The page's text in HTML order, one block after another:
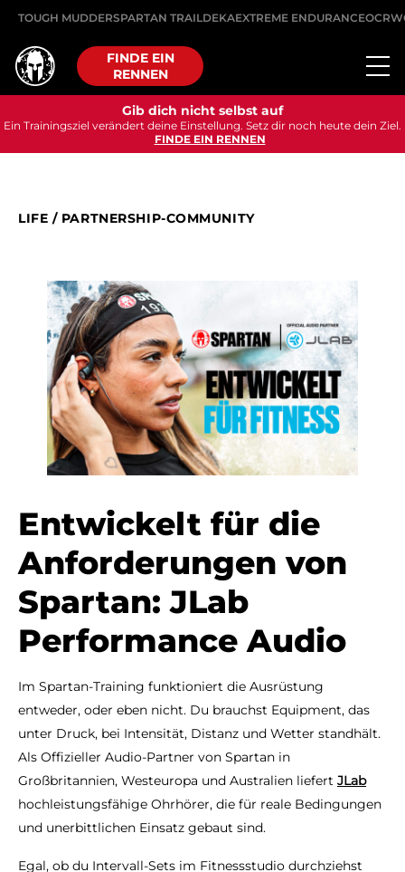
TOUGH MUDDERSPARTAN TRAILDEKAEXTREME ENDURANCE
FINDE EIN
RENNEN
Gib dich nicht selbst auf
Ein Trainingsziel verändert deine Einstellung. Setz dir noch heute dein Ziel.
FINDE EIN RENNEN
LIFE / PARTNERSHIP-COMMUNITY
Entwickelt für die
Anforderungen von
Spartan: JLab
Performance Audio
Im Spartan-Training funktioniert die Ausrüstung
entweder, oder eben nicht. Du brauchst Equipment, das
unter Druck, bei Intensität, Distanz und Wetter standhält.
Als Offizieller Audio-Partner von Spartan in
Großbritannien, Westeuropa und Australien liefert JLab
hochleistungsfähige Ohrhörer, die für reale Bedingungen
und unerbittlichen Einsatz gebaut sind.
Egal, ob du Intervall-Sets im Fitnessstudio durchziehst